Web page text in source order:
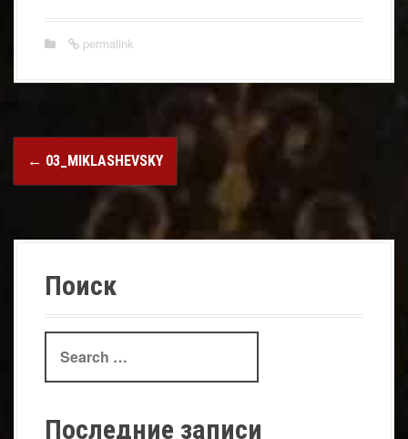
permalink
Post
navigation
← 03_MIKLASHEVSKY
Поиск
Search
for:
Последние записи